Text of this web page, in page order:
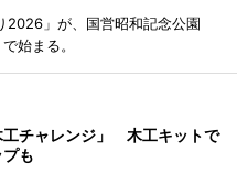
2026」が、国営昭和記念公園
始まる。
工チャレンジ」 木工キットで
も